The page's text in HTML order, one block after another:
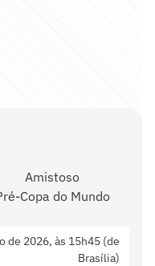
Amistoso
Copa do Mundo
de 2026, às 15h45 (de
Brasília)